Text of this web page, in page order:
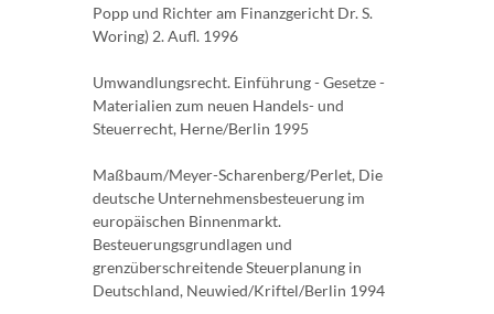
Popp und Richter am Finanzgericht Dr. S.
Woring) 2. Aufl. 1996
Umwandlungsrecht. Einführung - Gesetze -
Materialien zum neuen Handels- und
Steuerrecht, Herne/Berlin 1995
Maßbaum/Meyer-Scharenberg/Perlet, Die
deutsche Unternehmensbesteuerung im
europäischen Binnenmarkt.
Besteuerungsgrundlagen und
grenzüberschreitende Steuerplanung in
Deutschland, Neuwied/Kriftel/Berlin 1994